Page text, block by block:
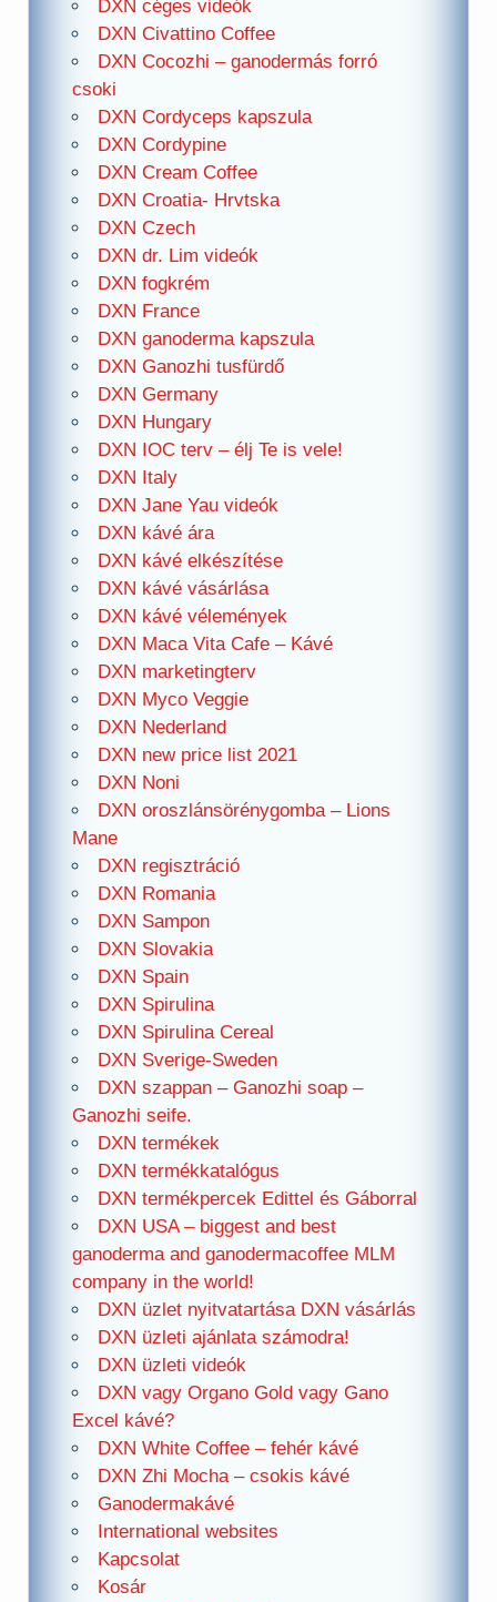
DXN céges videók
DXN Civattino Coffee
DXN Cocozhi – ganodermás forró
csoki
DXN Cordyceps kapszula
DXN Cordypine
DXN Cream Coffee
DXN Croatia- Hrvtska
DXN Czech
DXN dr. Lim videók
DXN fogkrém
DXN France
DXN ganoderma kapszula
DXN Ganozhi tusfürdő
DXN Germany
DXN Hungary
DXN IOC terv – élj Te is vele!
DXN Italy
DXN Jane Yau videók
DXN kávé ára
DXN kávé elkészítése
DXN kávé vásárlása
DXN kávé vélemények
DXN Maca Vita Cafe – Kávé
DXN marketingterv
DXN Myco Veggie
DXN Nederland
DXN new price list 2021
DXN Noni
DXN oroszlánsörénygomba – Lions
Mane
DXN regisztráció
DXN Romania
DXN Sampon
DXN Slovakia
DXN Spain
DXN Spirulina
DXN Spirulina Cereal
DXN Sverige-Sweden
DXN szappan – Ganozhi soap –
Ganozhi seife.
DXN termékek
DXN termékkatalógus
DXN termékpercek Edittel és Gáborral
DXN USA – biggest and best
ganoderma and ganodermacoffee MLM
company in the world!
DXN üzlet nyitvatartása DXN vásárlás
DXN üzleti ajánlata számodra!
DXN üzleti videók
DXN vagy Organo Gold vagy Gano
Excel kávé?
DXN White Coffee – fehér kávé
DXN Zhi Mocha – csokis kávé
Ganodermakávé
International websites
Kapcsolat
Kosár